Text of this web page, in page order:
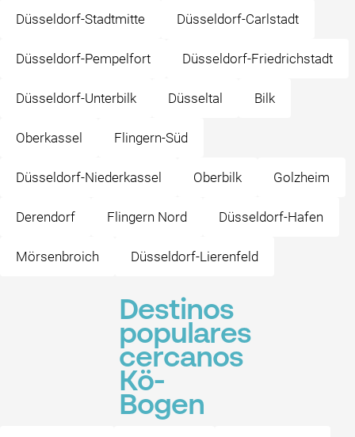
Düsseldorf-Stadtmitte Düsseldorf-Carlstadt
Düsseldorf-Pempelfort Düsseldorf-Friedrichstadt
Düsseldorf-Unterbilk Düsseltal Bilk
Oberkassel Flingern-Süd
Düsseldorf-Niederkassel Oberbilk Golzheim
Derendorf Flingern Nord Düsseldorf-Hafen
Mörsenbroich Düsseldorf-Lierenfeld
Destinos
populares
cercanos
Kö-
Bogen